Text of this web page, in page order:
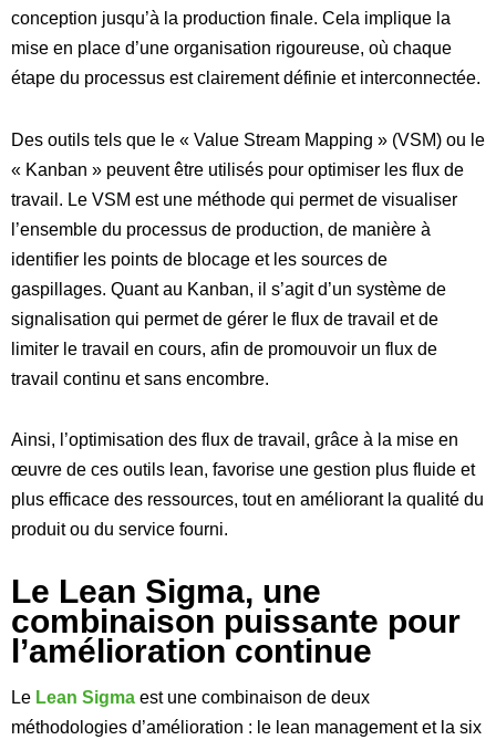
conception jusqu’à la production finale. Cela implique la
mise en place d’une organisation rigoureuse, où chaque
étape du processus est clairement définie et interconnectée.
Des outils tels que le « Value Stream Mapping » (VSM) ou le
« Kanban » peuvent être utilisés pour optimiser les flux de
travail. Le VSM est une méthode qui permet de visualiser
l’ensemble du processus de production, de manière à
identifier les points de blocage et les sources de
gaspillages. Quant au Kanban, il s’agit d’un système de
signalisation qui permet de gérer le flux de travail et de
limiter le travail en cours, afin de promouvoir un flux de
travail continu et sans encombre.
Ainsi, l’optimisation des flux de travail, grâce à la mise en
œuvre de ces outils lean, favorise une gestion plus fluide et
plus efficace des ressources, tout en améliorant la qualité du
produit ou du service fourni.
Le Lean Sigma, une
combinaison puissante pour
l’amélioration continue
Le Lean Sigma est une combinaison de deux
méthodologies d’amélioration : le lean management et la six